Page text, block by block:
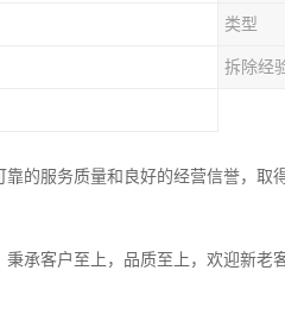
类型
拆除经
的服务质量和良好的经营信誉，
承客户至上，品质至上，欢迎新老